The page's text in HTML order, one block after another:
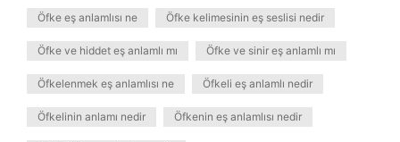
Öfke eş anlamlısı ne Öfke kelimesinin eş seslisi nedir
Öfke ve hiddet eş anlamlı mı Öfke ve sinir eş anlamlı mı
Öfkelenmek eş anlamlısı ne Öfkeli eş anlamlı nedir
Öfkelinin anlamı nedir Öfkenin eş anlamlısı nedir